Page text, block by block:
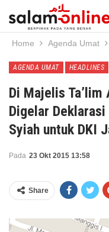
Home Agenda Umat
AGENDA UMAT HEADLINES
Di Majelis Ta’lim
Digelar
Syiah untuk DKI
Pada 23 Okt 2015 13:58
Share